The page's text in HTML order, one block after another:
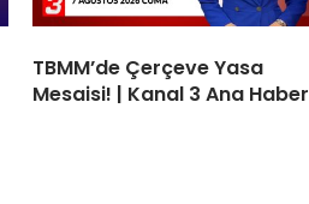
TBMM’de Çerçeve Yasa
Mesaisi! | Kanal 3 Ana Haber